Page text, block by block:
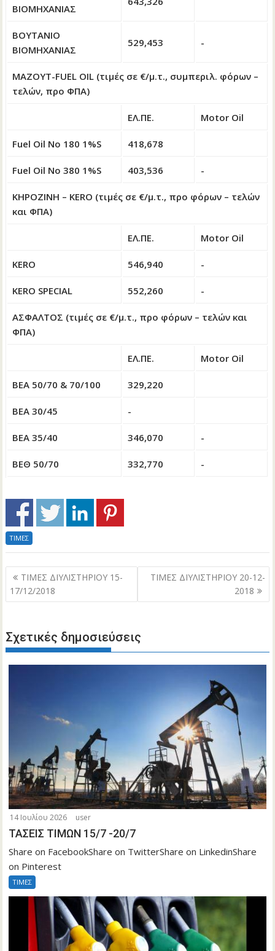
ΒΙΟΜΗΧΑΝΙΑΣ
ΒΟΥΤΑΝΙΟ
ΒΙΟΜΗΧΑΝΙΑΣ
529,453 -
ΜΑΖΟΥΤ-FUEL OIL (τιμές σε €/μ.τ., συμπεριλ. φόρων –
τελών, προ ΦΠΑ)
ΕΛ.ΠΕ. Motor Oil
Fuel Oil No 180 1%S 418,678
Fuel Oil No 380 1%S 403,536 -
ΚΗΡΟΖΙΝΗ – KERO (τιμές σε €/μ.τ., προ φόρων – τελών
και ΦΠΑ)
ΕΛ.ΠΕ. Motor Oil
KERO 546,940 -
KERO SPECIAL 552,260 -
ΑΣΦΑΛΤΟΣ (τιμές σε €/μ.τ., προ φόρων – τελών και
ΦΠΑ)
ΕΛ.ΠΕ. Motor Oil
ΒΕΑ 50/70 & 70/100 329,220
ΒΕΑ 30/45 -
ΒΕΑ 35/40 346,070 -
ΒΕΘ 50/70 332,770 -
ΤΙΜΕΣ
Πλοήγηση
άρθρων
ΤΙΜΕΣ ΔΙΥΛΙΣΤΗΡΙΟΥ 15-
17/12/2018
ΤΙΜΕΣ ΔΙΥΛΙΣΤΗΡΙΟΥ 20-12-
2018
Σχετικές δημοσιεύσεις
14 Ιουλίου 2026 user
ΤΑΣΕΙΣ ΤΙΜΩΝ 15/7 -20/7
Share on FacebookShare on TwitterShare on LinkedinShare
on Pinterest
ΤΙΜΕΣ